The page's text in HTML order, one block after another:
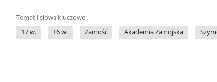
Temat i słowa kluczowe:
17 w.
16 w. Zamość Akademia Zamojska